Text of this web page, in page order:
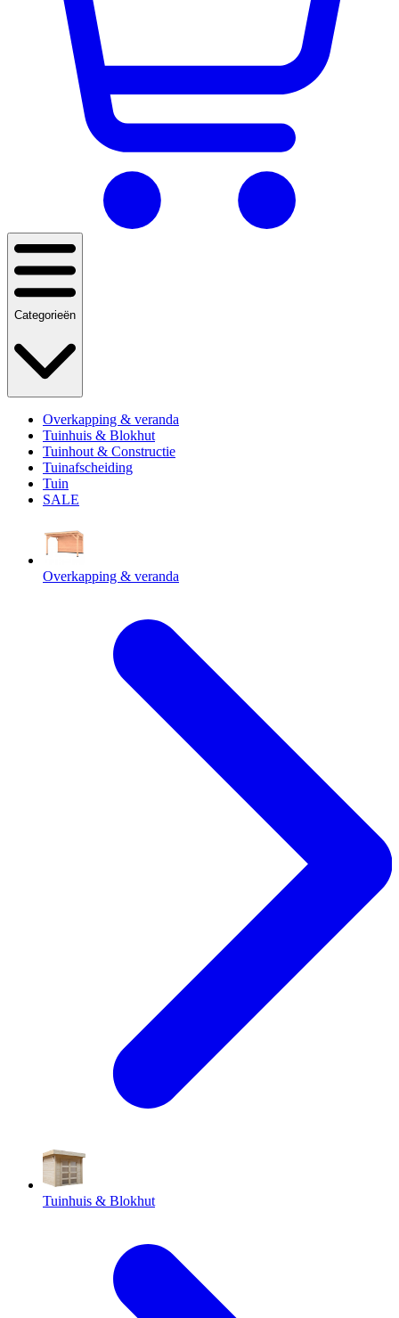
Categorieën
Overkapping & veranda
Tuinhuis & Blokhut
Tuinhout & Constructie
Tuinafscheiding
Tuin
SALE
Overkapping & veranda
Tuinhuis & Blokhut